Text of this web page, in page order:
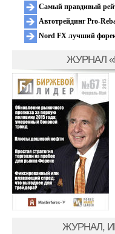
Самый правдивый
Автотрейдинг Pro-
Nord FX лучший
ЖУРНАЛ
ЖУРНАЛ,